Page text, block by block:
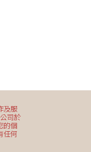
及服
司於
的個
任何